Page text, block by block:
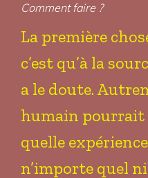
Comment faire ?
La première
c’est qu’à la
a le doute.
humain pourrait
quelle
n’importe quel